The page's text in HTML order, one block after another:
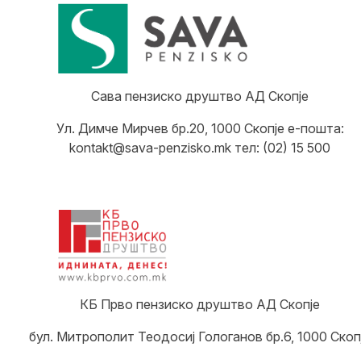
Сава пензиско друштво АД Скопје
Ул. Димче Мирчев бр.20, 1000 Скопје е-пошта:
kontakt@sava-penzisko.mk тел: (02) 15 500
КБ Прво пензиско друштво АД Скопје
бул. Митрополит Теодосиј Гологанов бр.6, 1000